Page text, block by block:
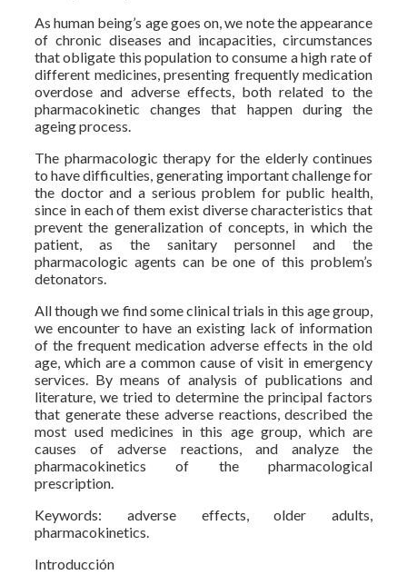
As human being’s age goes on, we note the appearance
of chronic diseases and incapacities, circumstances
that obligate this population to consume a high rate of
different medicines, presenting frequently medication
overdose and adverse effects, both related to the
pharmacokinetic changes that happen during the
ageing process.
The pharmacologic therapy for the elderly continues
to have difficulties, generating important challenge for
the doctor and a serious problem for public health,
since in each of them exist diverse characteristics that
prevent the generalization of concepts, in which the
patient, as the sanitary personnel and the
pharmacologic agents can be one of this problem’s
detonators.
All though we find some clinical trials in this age group,
we encounter to have an existing lack of information
of the frequent medication adverse effects in the old
age, which are a common cause of visit in emergency
services. By means of analysis of publications and
literature, we tried to determine the principal factors
that generate these adverse reactions, described the
most used medicines in this age group, which are
causes of adverse reactions, and analyze the
pharmacokinetics of the pharmacological
prescription.
Keywords: adverse effects, older adults,
pharmacokinetics.
Introducción